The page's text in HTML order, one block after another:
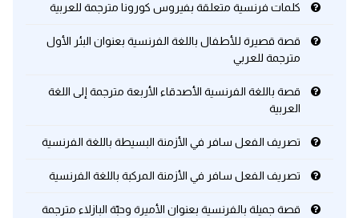
كلمات فرنسية متعلقة بفيروس كورونا مترجمة للعربية
قصة قصيرة للأطفال باللغة الفرنسية بعنوان البئر الأول
مترجمة للعربي
قصة باللغة الفرنسية الأصدقاء الأربعة مترجمة إلى اللغة
العربية
تصريف الفعل سافر في الأزمنة البسيطة باللغة الفرنسية
تصريف الفعل سافر في الأزمنة المركبة باللغة الفرنسية
قصة جميلة بالفرنسية بعنوان الأميرة وحبّة البازلاء مترجمة